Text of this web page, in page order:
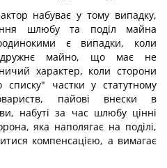
набуває у тому випадку,
шлюбу та поділ майна
є випадки, коли
майно, що має не
характер, коли сторони
списку" частки у статутному
пайові внески в
набуті за час шлюбу цінні
яка наполягає на поділі,
компенсацією, а вимагає